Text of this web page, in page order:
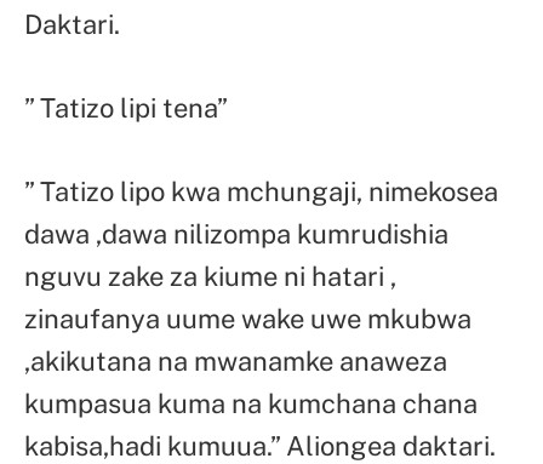
Daktari.
” Tatizo lipi tena”
” Tatizo lipo kwa mchungaji, nimekosea
dawa ,dawa nilizompa kumrudishia
nguvu zake za kiume ni hatari ,
zinaufanya uume wake uwe mkubwa
,akikutana na mwanamke anaweza
kumpasua kuma na kumchana chana
kabisa,hadi kumuua.” Aliongea daktari.